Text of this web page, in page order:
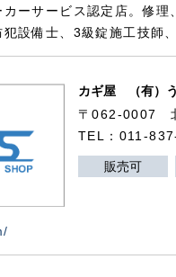
カーサービス認定店。修
設備士、3級錠施工技師
カギ屋 （有）
〒062-0007
TEL：011-
販売可